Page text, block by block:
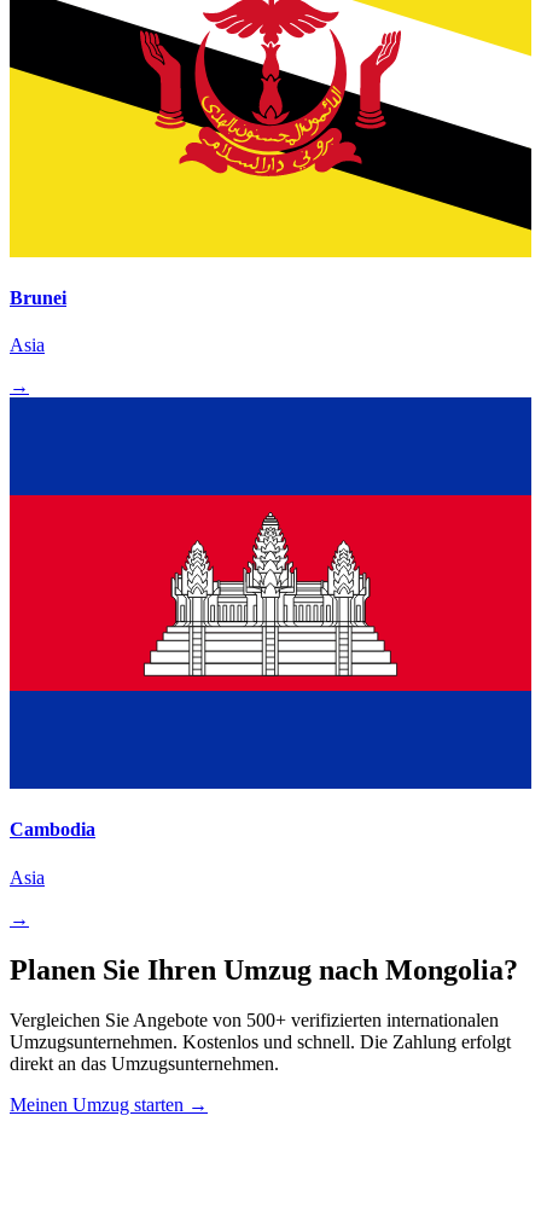
Brunei
Asia
→
Cambodia
Asia
→
Planen Sie Ihren Umzug nach Mongolia?
Vergleichen Sie Angebote von 500+ verifizierten internationalen
Umzugsunternehmen. Kostenlos und schnell. Die Zahlung erfolgt
direkt an das Umzugsunternehmen.
Meinen Umzug starten →